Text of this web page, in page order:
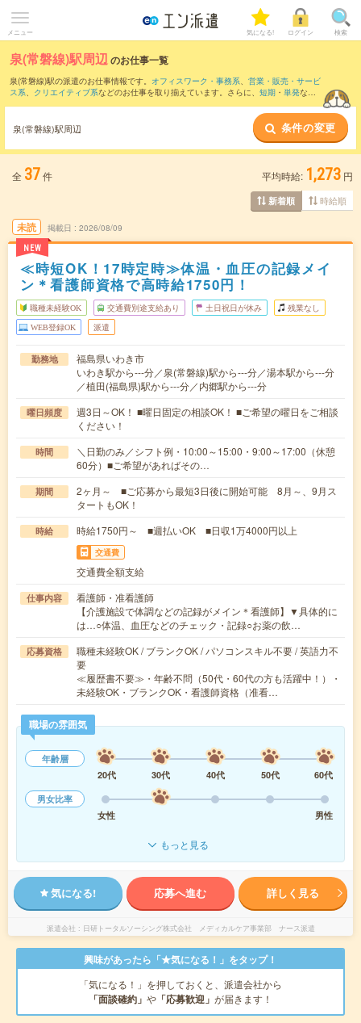
メニュー 気になる! ログイン 検索
泉(常磐線)駅周辺のお仕事一覧
泉(常磐線)駅の派遣のお仕事情報です。 オフィスワーク・事務系、 営業・販売・サービ
ス系、 クリエイティブ系などのお仕事を取り揃えています。さらに、 短期 ・ 単発など
また、赤井駅・いわき駅
など近隣駅のお仕事もご確
認いただけます。
泉(常磐線)駅周辺 条件の変更
全 37件 平均時給: 1,273 円
新着順 時給順
未読
NEW
掲載日 2026/08/09
≪時短OK！17時定時≫体温・血圧の記録メイ
ン＊看護師資格で高時給1750円！
職種未経験OK 交通費別途支給あり 土日祝日が休み 残業なし
WEB登録OK 派遣
勤務地
福島県いわき市
いわき駅から---分／泉(常磐線)駅から---分／湯本駅から---分
／植田(福島県)駅から---分／内郷駅から---分
曜日頻度
週3日～OK！ ■曜日固定の相談OK！ ■ご希望の曜日をご相談
ください！
時間
＼日勤のみ／シフト例・10:00～15:00・9:00～17:00（休憩
60分）■ご希望があればその…
期間
2ヶ月～ ■ご応募から最短3日後に開始可能 8月～、9月ス
タートもOK！
時給 時給1750円～ ■週払いOK ■日収1万4000円以上
交通費
交通費全額支給
仕事内容
看護師・准看護師
【介護施設で体調などの記録がメイン＊看護師】▼具体的に
は…○体温、血圧などのチェック・記録○お薬の飲…
応募資格
職種未経験OK / ブランクOK / パソコンスキル不要 / 英語力不
要
≪履歴書不要≫・年齢不問（50代・60代の方も活躍中！）・
未経験OK・ブランクOK・看護師資格（准看…
職場の雰囲気
年齢層
20代
30代 40代 50代
60代
男女比率
女性
男性
もっと見る
気になる! 応募へ進む 詳しく見る
派遣会社 日研トータルソーシング株式会社 メディカルケア事業部 ナース派遣
興味があったら「★気になる！」をタップ！
「気になる！」を押しておくと、派遣会社から
「面談確約」 や 「応募歓迎」 が届きます！